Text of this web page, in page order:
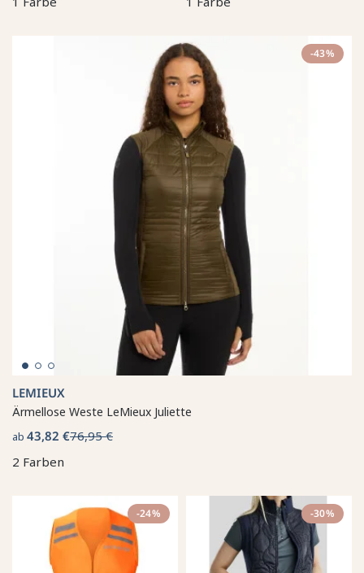
-43%
LEMIEUX
Ärmellose Weste LeMieux Juliette
ab 43,82 €76,95 €
2 Farben
-24% -30%